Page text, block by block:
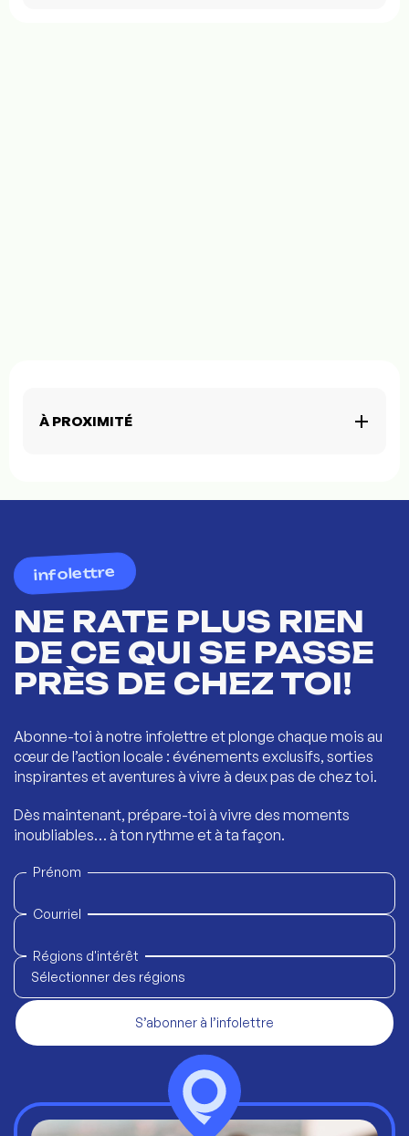
À PROXIMITÉ
infolettre
NE RATE PLUS RIEN
DE CE QUI SE PASSE
PRÈS DE CHEZ TOI!
Abonne-toi à notre infolettre et plonge chaque mois au
cœur de l’action locale : événements exclusifs, sorties
inspirantes et aventures à vivre à deux pas de chez toi.
Dès maintenant, prépare-toi à vivre des moments
inoubliables… à ton rythme et à ta façon.
Prénom
Courriel
Régions d'intérêt
Sélectionner des régions
S’abonner à l’infolettre